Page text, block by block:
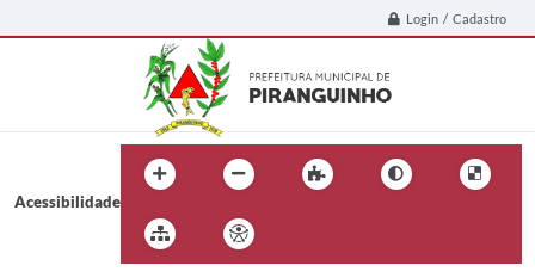
Login / Cadastro
Acessibilidade